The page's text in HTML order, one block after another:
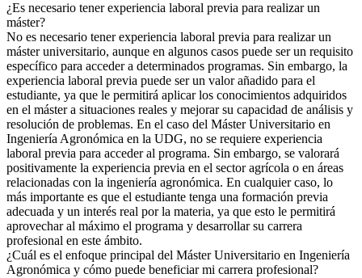
¿Es necesario tener experiencia laboral previa para realizar un
máster?
No es necesario tener experiencia laboral previa para realizar un
máster universitario, aunque en algunos casos puede ser un requisito
específico para acceder a determinados programas. Sin embargo, la
experiencia laboral previa puede ser un valor añadido para el
estudiante, ya que le permitirá aplicar los conocimientos adquiridos
en el máster a situaciones reales y mejorar su capacidad de análisis y
resolución de problemas. En el caso del Máster Universitario en
Ingeniería Agronómica en la UDG, no se requiere experiencia
laboral previa para acceder al programa. Sin embargo, se valorará
positivamente la experiencia previa en el sector agrícola o en áreas
relacionadas con la ingeniería agronómica. En cualquier caso, lo
más importante es que el estudiante tenga una formación previa
adecuada y un interés real por la materia, ya que esto le permitirá
aprovechar al máximo el programa y desarrollar su carrera
profesional en este ámbito.
¿Cuál es el enfoque principal del Máster Universitario en Ingeniería
Agronómica y cómo puede beneficiar mi carrera profesional?